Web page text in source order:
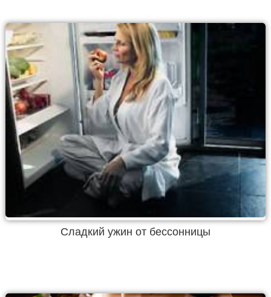
Сладкий ужин от бессонницы